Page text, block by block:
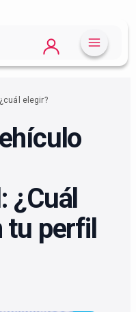
elegir?
¿Cuál
tu perfil